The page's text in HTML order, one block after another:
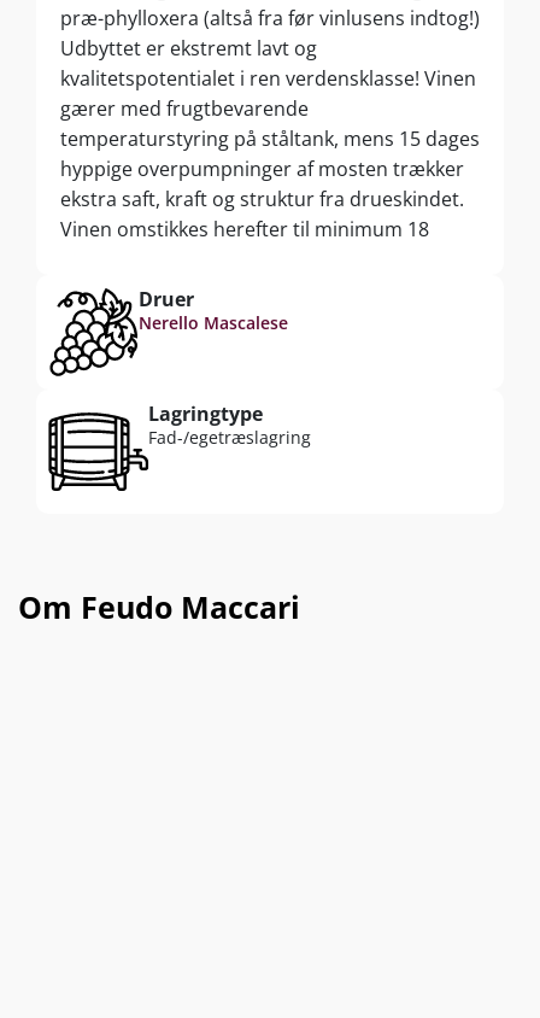
præ-phylloxera (altså fra før vinlusens indtog!)
Udbyttet er ekstremt lavt og
kvalitetspotentialet i ren verdensklasse! Vinen
gærer med frugtbevarende
temperaturstyring på ståltank, mens 15 dages
hyppige overpumpninger af mosten trækker
ekstra saft, kraft og struktur fra drueskindet.
Vinen omstikkes herefter til minimum 18
inden 12 måneders yderligere afrunding på
flaske før frigivelse.
Druer
Nerello Mascalese
Lagringtype
Fad-/egetræslagring
Om Feudo Maccari